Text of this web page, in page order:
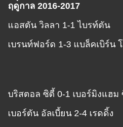
ฤดูกาล 2016-2017
แอสตัน วิลลา 1-1 ไบรท์ตัน
เบรนท์ฟอร์ด 1-3 แบล็คเบิร์น
บริสตอล ซิตี้ 0-1 เบอร์มิงแฮม
เบอร์ตัน อัลเบี้ยน 2-4 เรดดิ้ง